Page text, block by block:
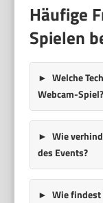
Häufige
Spielen
Welche
Webcam-Spiel?
Wie
des Events?
Wie